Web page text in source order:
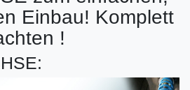
Einbau! Komplett
!